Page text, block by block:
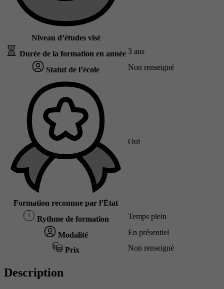
Niveau d’études visé
Durée de la formation en année 3 ans
Statut de l’école Non renseigné
Formation reconnue par l’État
Oui
Rythme de formation Temps plein
Modalité En présentiel
Prix Non renseigné
Description